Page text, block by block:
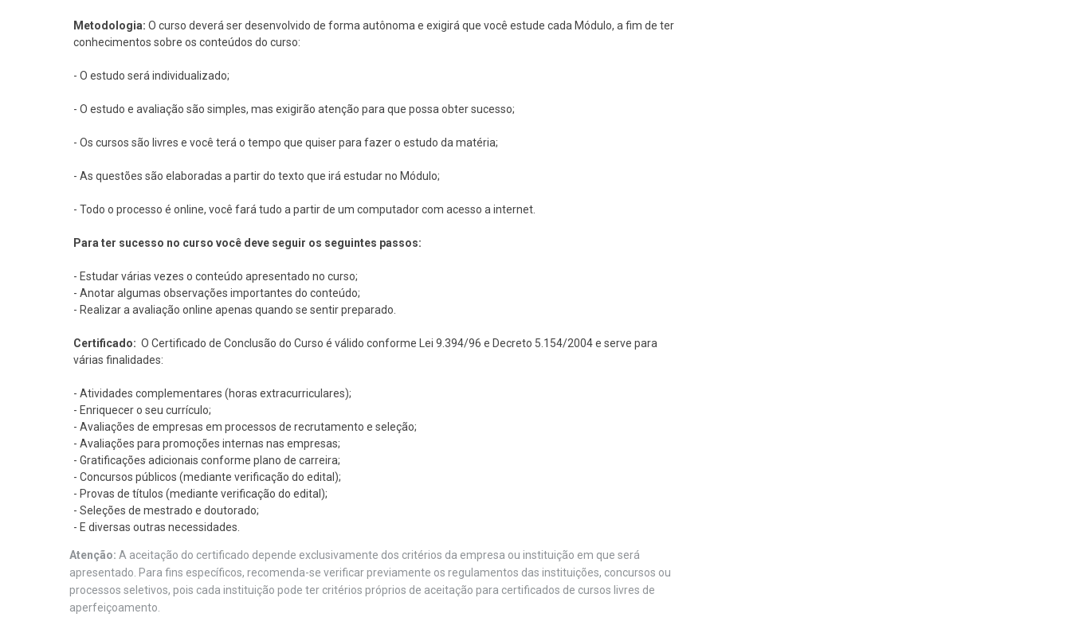
Metodologia: O curso deverá ser desenvolvido de forma autônoma e exigirá que você estude cada Módulo, a fim de ter
conhecimentos sobre os conteúdos do curso:
- O estudo será individualizado;
- O estudo e avaliação são simples, mas exigirão atenção para que possa obter sucesso;
- Os cursos são livres e você terá o tempo que quiser para fazer o estudo da matéria;
- As questões são elaboradas a partir do texto que irá estudar no Módulo;
- Todo o processo é online, você fará tudo a partir de um computador com acesso a internet.
Para ter sucesso no curso você deve seguir os seguintes passos:
- Estudar várias vezes o conteúdo apresentado no curso;
- Anotar algumas observações importantes do conteúdo;
- Realizar a avaliação online apenas quando se sentir preparado.
Certificado: O Certificado de Conclusão do Curso é válido conforme Lei 9.394/96 e Decreto 5.154/2004 e serve para
várias finalidades:
- Atividades complementares (horas extracurriculares);
- Enriquecer o seu currículo;
- Avaliações de empresas em processos de recrutamento e seleção;
- Avaliações para promoções internas nas empresas;
- Gratificações adicionais conforme plano de carreira;
- Concursos públicos (mediante verificação do edital);
- Provas de títulos (mediante verificação do edital);
- Seleções de mestrado e doutorado;
- E diversas outras necessidades.
Atenção: A aceitação do certificado depende exclusivamente dos critérios da empresa ou instituição em que será
apresentado. Para fins específicos, recomenda-se verificar previamente os regulamentos das instituições, concursos ou
processos seletivos, pois cada instituição pode ter critérios próprios de aceitação para certificados de cursos livres de
aperfeiçoamento.